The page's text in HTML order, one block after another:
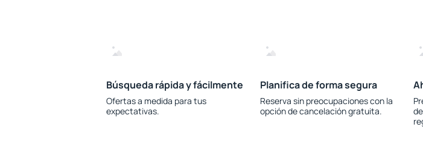
Búsqueda rápida y fácilmente
Ofertas a medida para tus
expectativas.
Planifica de forma segura
Reserva sin preocupaciones con la
opción de cancelación gratuita.